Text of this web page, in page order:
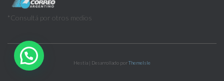
*Consultá por otros medios
Hestia | Desarrollado porThemeIsle